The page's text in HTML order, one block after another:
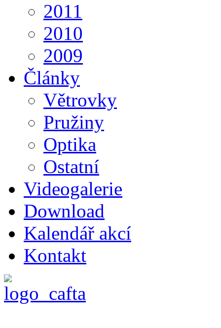
2011
2010
2009
Články
Větrovky
Pružiny
Optika
Ostatní
Videogalerie
Download
Kalendář akcí
Kontakt